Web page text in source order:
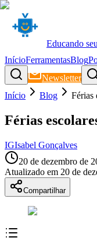
Educando
InícioFerramentasBlog
Newsletter
Início
Blog Férias
Férias
IGIsabel Gonçalves
20 de dezembro de
Atualizado em 20 de
Compartilhar